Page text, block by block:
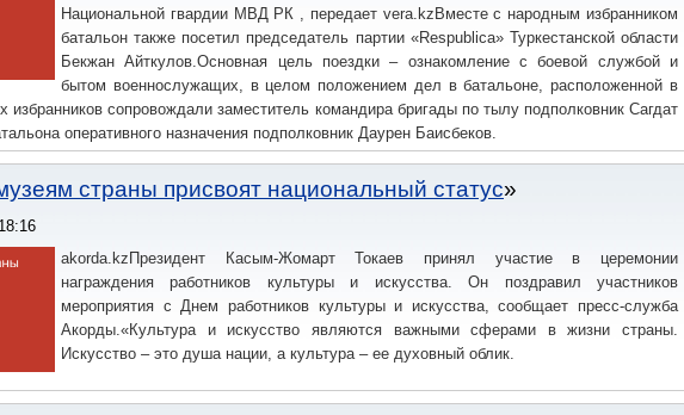
Национальной гвардии МВД РК , передает vera.kzВместе с народным избранником
батальон также посетил председатель партии «Respublica» Туркестанской области
Бекжан Айткулов.Основная цель поездки – ознакомление с боевой службой и
бытом военнослужащих, в целом положением дел в батальоне, расположенной в
избранников сопровождали заместитель командира бригады по тылу подполковник Сагдат
оперативного назначения подполковник Даурен Баисбеков.
страны присвоят национальный статус
18:16
akorda.kzПрезидент Касым-Жомарт Токаев принял участие в церемонии
награждения работников культуры и искусства. Он поздравил участников
мероприятия с Днем работников культуры и искусства, сообщает пресс-служба
Акорды.«Культура и искусство являются важными сферами в жизни страны.
Искусство – это душа нации, а культура – ее духовный облик.